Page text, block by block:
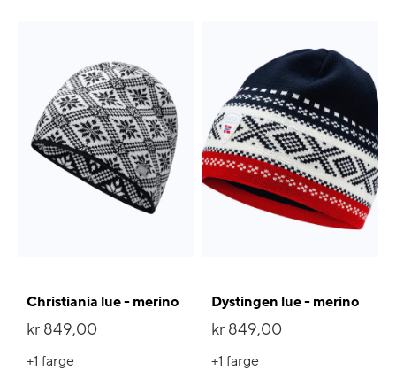
Christiania lue - merino
kr 849,00
+1 farge
Dystingen lue - merino
kr 849,00
+1 farge